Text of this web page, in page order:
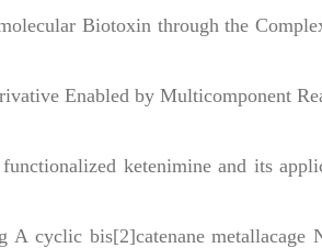
Biotoxin through the
Enabled by Multicomponent
ketenimine and its
cyclic bis[2]catenane metallacage